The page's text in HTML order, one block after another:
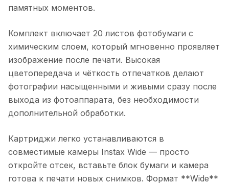
памятных моментов.
Комплект включает 20 листов фотобумаги с
химическим слоем, который мгновенно проявляет
изображение после печати. Высокая
цветопередача и чёткость отпечатков делают
фотографии насыщенными и живыми сразу после
выхода из фотоаппарата, без необходимости
дополнительной обработки.
Картриджи легко устанавливаются в
совместимые камеры Instax Wide — просто
откройте отсек, вставьте блок бумаги и камера
готова к печати новых снимков. Формат **Wide**